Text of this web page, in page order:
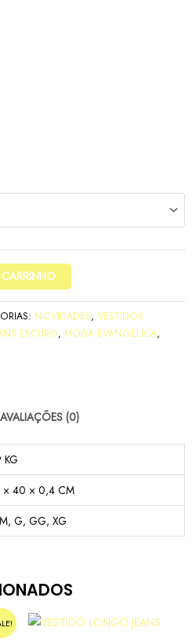
NOVIDADES, VESTIDOS
ESCURO, MODA EVANGÉLICA,
AVALIAÇÕES (0)
KG
× 40 × 0,4 CM
G, GG, XG